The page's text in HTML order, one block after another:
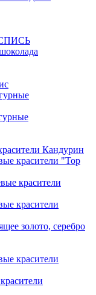
Кандурин
красители "Top
красители
красители
золото, серебро
красители